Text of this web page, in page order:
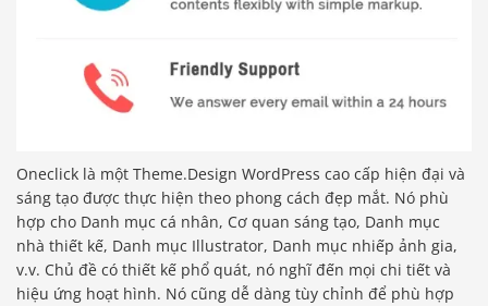
Oneclick là một Theme.Design WordPress cao cấp hiện đại và
sáng tạo được thực hiện theo phong cách đẹp mắt. Nó phù
hợp cho Danh mục cá nhân, Cơ quan sáng tạo, Danh mục
nhà thiết kế, Danh mục Illustrator, Danh mục nhiếp ảnh gia,
v.v. Chủ đề có thiết kế phổ quát, nó nghĩ đến mọi chi tiết và
hiệu ứng hoạt hình. Nó cũng dễ dàng tùy chỉnh để phù hợp